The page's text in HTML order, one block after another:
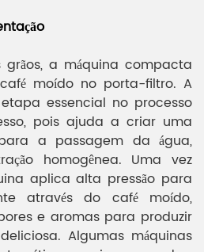
a máquina compacta
moído no porta-filtro. A
essencial no processo
pois ajuda a criar uma
a passagem da água,
homogênea. Uma vez
aplica alta pressão para
através do café moído,
e aromas para produzir
Algumas máquinas